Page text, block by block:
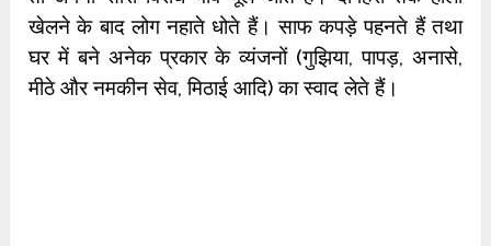
खेलने के बाद लोग नहाते धोते हैं। साफ कपड़े पहनते हैं तथा
घर में बने अनेक प्रकार के व्यंजनों (गुझिया, पापड़, अनासे,
मीठे और नमकीन सेव, मिठाई आदि) का स्वाद लेते हैं।